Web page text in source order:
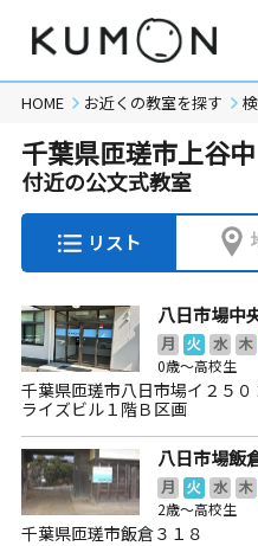
HOME お近くの教室を探す
千葉県匝瑳市上谷中
付近の公文式教室
リスト
八日市場中
月 火 水 木
0歳～高校生
千葉県匝瑳市八日市場イ２５
ライズビル１階Ｂ区画
八日市場飯
月 火 水 木
2歳～高校生
千葉県匝瑳市飯倉３１８